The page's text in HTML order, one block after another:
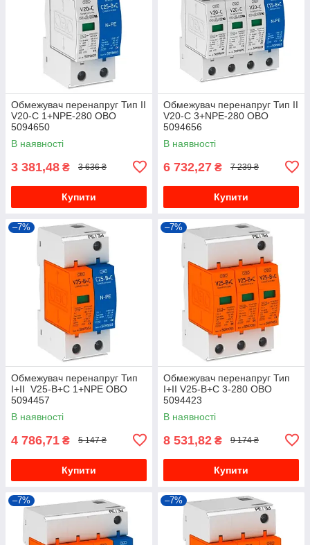
Обмежувач перенапруг Тип II
V20-C 1+NPE-280 OBO
5094650
В наявності
3 381,48 ₴ 3 636 ₴
Купити
Обмежувач перенапруг Тип II
V20-C 3+NPE-280 OBO
5094656
В наявності
6 732,27 ₴ 7 239 ₴
Купити
–7%
Обмежувач перенапруг Тип
I+II V25-B+C 1+NPE OBO
5094457
В наявності
4 786,71 ₴ 5 147 ₴
Купити
–7%
Обмежувач перенапруг Тип
I+II V25-B+C 3-280 OBO
5094423
В наявності
8 531,82 ₴ 9 174 ₴
Купити
–7% –7%